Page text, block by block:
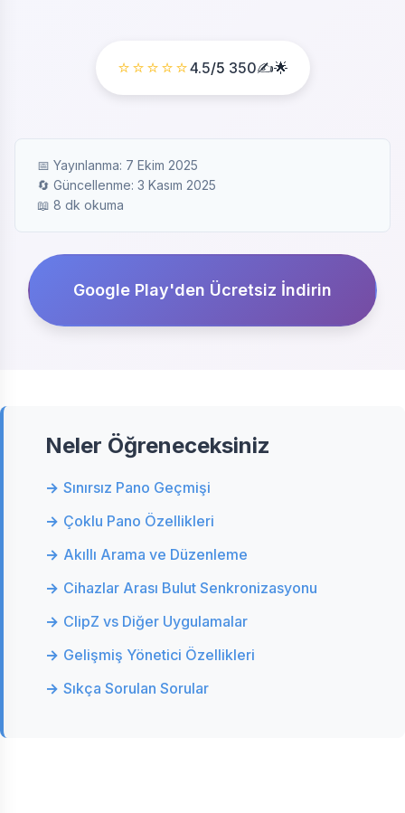
⭐⭐⭐⭐⭐4.5/5 350✍️🌟
📅 Yayınlanma: 7 Ekim 2025
🔄 Güncellenme: 3 Kasım 2025
📖 8 dk okuma
Google Play'den Ücretsiz İndirin
Neler Öğreneceksiniz
Sınırsız Pano Geçmişi
Çoklu Pano Özellikleri
Akıllı Arama ve Düzenleme
Cihazlar Arası Bulut Senkronizasyonu
ClipZ vs Diğer Uygulamalar
Gelişmiş Yönetici Özellikleri
Sıkça Sorulan Sorular